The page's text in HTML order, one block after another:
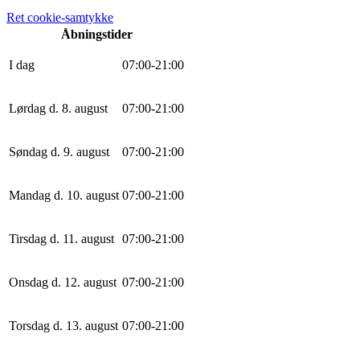
Ret cookie-samtykke
Åbningstider
I dag 07:00-21 :00
Lørdag d. 8. august 07:00-21 :00
Søndag d. 9. august 07:00-21 :00
Mandag d. 10. august 07:00-21 :00
Tirsdag d. 11. august 07:00-21 :00
Onsdag d. 12. august 07:00-21 :00
Torsdag d. 13. august 07:00-21 :00